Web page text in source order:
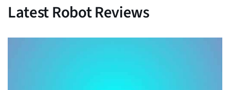
Latest Robot Reviews